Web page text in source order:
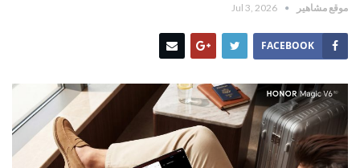
موقع مشاهير Jul 3, 2026
FACEBOOK